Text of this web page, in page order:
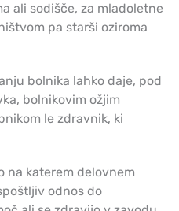
ali sodišče, za mladoletne
pa starši oziroma
bolnika lahko daje, pod
bolnikovim ožjim
le zdravnik, ki
na katerem delovnem
odnos do